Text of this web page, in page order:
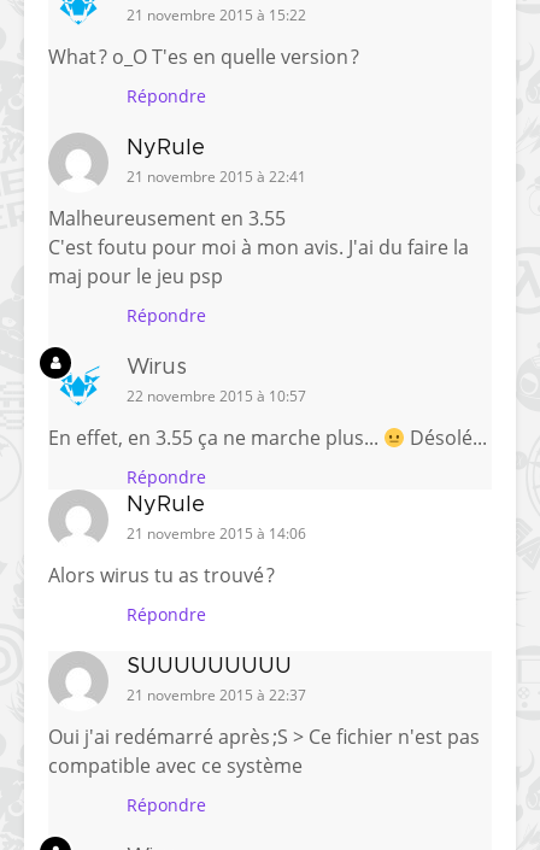
21 novembre 2015 à 15:22
What ? o_O T'es en quelle version ?
Répondre
NyRule
21 novembre 2015 à 22:41
Malheureusement en 3.55
C'est foutu pour moi à mon avis. J'ai du faire la
maj pour le jeu psp
Répondre
Wirus
22 novembre 2015 à 10:57
En effet, en 3.55 ça ne marche plus... Désolé...
Répondre
NyRule
21 novembre 2015 à 14:06
Alors wirus tu as trouvé ?
Répondre
SUUUUUUUUU
21 novembre 2015 à 22:37
Oui j'ai redémarré après ;S > Ce fichier n'est pas
compatible avec ce système
Répondre